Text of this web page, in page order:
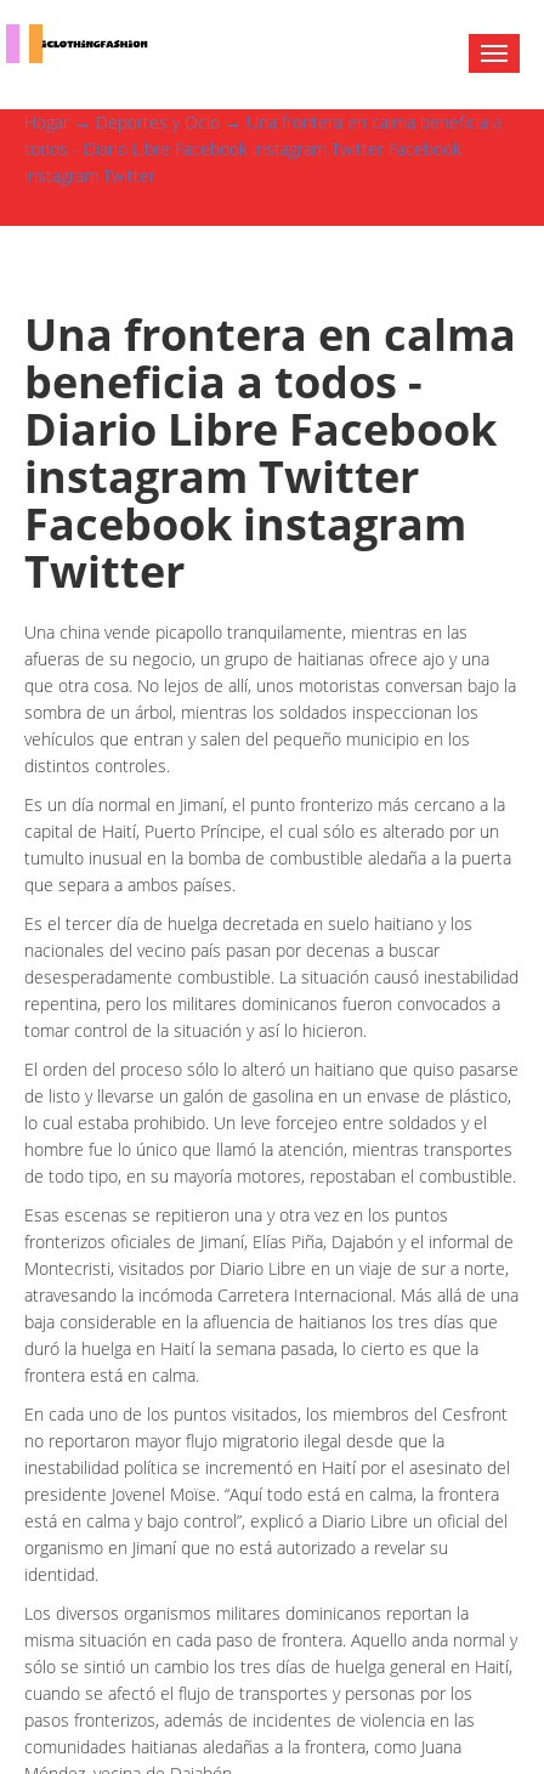
Hogar → Deportes y Ocio → Una frontera en calma beneficia a
todos - Diario Libre Facebook instagram Twitter Facebook
instagram Twitter
Una frontera en calma
beneficia a todos -
Diario Libre Facebook
instagram Twitter
Facebook instagram
Twitter
Una china vende picapollo tranquilamente, mientras en las
afueras de su negocio, un grupo de haitianas ofrece ajo y una
que otra cosa. No lejos de allí, unos motoristas conversan bajo la
sombra de un árbol, mientras los soldados inspeccionan los
vehículos que entran y salen del pequeño municipio en los
distintos controles.
Es un día normal en Jimaní, el punto fronterizo más cercano a la
capital de Haití, Puerto Príncipe, el cual sólo es alterado por un
tumulto inusual en la bomba de combustible aledaña a la puerta
que separa a ambos países.
Es el tercer día de huelga decretada en suelo haitiano y los
nacionales del vecino país pasan por decenas a buscar
desesperadamente combustible. La situación causó inestabilidad
repentina, pero los militares dominicanos fueron convocados a
tomar control de la situación y así lo hicieron.
El orden del proceso sólo lo alteró un haitiano que quiso pasarse
de listo y llevarse un galón de gasolina en un envase de plástico,
lo cual estaba prohibido. Un leve forcejeo entre soldados y el
hombre fue lo único que llamó la atención, mientras transportes
de todo tipo, en su mayoría motores, repostaban el combustible.
Esas escenas se repitieron una y otra vez en los puntos
fronterizos oficiales de Jimaní, Elías Piña, Dajabón y el informal de
Montecristi, visitados por Diario Libre en un viaje de sur a norte,
atravesando la incómoda Carretera Internacional. Más allá de una
baja considerable en la afluencia de haitianos los tres días que
duró la huelga en Haití la semana pasada, lo cierto es que la
frontera está en calma.
En cada uno de los puntos visitados, los miembros del Cesfront
no reportaron mayor flujo migratorio ilegal desde que la
inestabilidad política se incrementó en Haití por el asesinato del
presidente Jovenel Moïse. “Aquí todo está en calma, la frontera
está en calma y bajo control”, explicó a Diario Libre un oficial del
organismo en Jimaní que no está autorizado a revelar su
identidad.
Los diversos organismos militares dominicanos reportan la
misma situación en cada paso de frontera. Aquello anda normal y
sólo se sintió un cambio los tres días de huelga general en Haití,
cuando se afectó el flujo de transportes y personas por los
pasos fronterizos, además de incidentes de violencia en las
comunidades haitianas aledañas a la frontera, como Juana